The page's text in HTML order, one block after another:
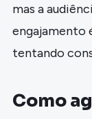
mas a
engajamento
tentando
Como